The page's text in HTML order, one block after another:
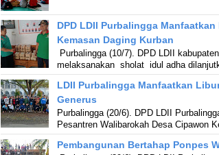
DPD LDII Purbalingga
Kemasan Daging Kurban
Purbalingga (10/7). DPD LDII
melaksanakan sholat idul adha
LDII Purbalingga Manfaatkan
Generus
Purbalingga (20/6). DPD LDII
Pesantren Walibarokah Desa Cipawon
Pembangunan Bertahap Ponpes